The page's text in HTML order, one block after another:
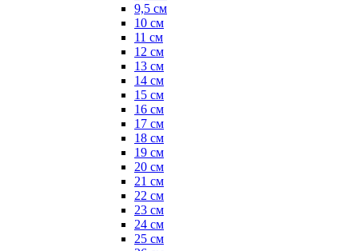
9,5 см
10 см
11 см
12 см
13 см
14 см
15 см
16 см
17 см
18 см
19 см
20 см
21 см
22 см
23 см
24 см
25 см